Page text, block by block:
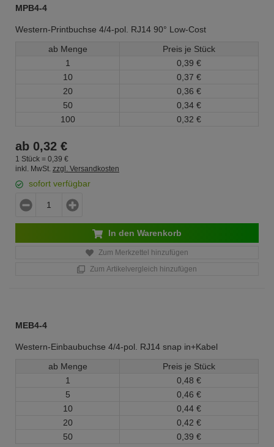
MPB4-4
Western-Printbuchse 4/4-pol. RJ14 90° Low-Cost
ab Menge
Preis je Stück
1
0, 39 €
10
0, 37 €
20
0, 36 €
50
0, 34 €
100
0, 32 €
ab 0,32 €
1 Stück = 0, 39 €
inkl. MwSt. zzgl. Versandkosten
sofort verfügbar
In den Warenkorb
Zum Merkzettel hinzufügen
Zum Artikelvergleich hinzufügen
MEB4-4
Western-Einbaubuchse 4/4-pol. RJ14 snap in+Kabel
ab Menge
Preis je Stück
1
0, 48 €
5
0, 46 €
10
0, 44 €
20
0, 42 €
50
0, 39 €